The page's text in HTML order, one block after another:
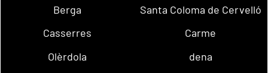
Berga
Santa Coloma de Cervelló
Casserres
Carme
Olèrdola
dena